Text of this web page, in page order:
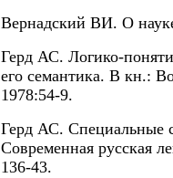
Вернадский ВИ. О
Герд АС. Логико-
его семантика. В кн.:
1978:54-9.
Герд АС. Специальные
Современная русская
136-43.